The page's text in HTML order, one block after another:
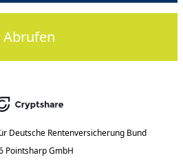
Abrufen
Deutsche Rentenversicherung Bund
Pointsharp GmbH